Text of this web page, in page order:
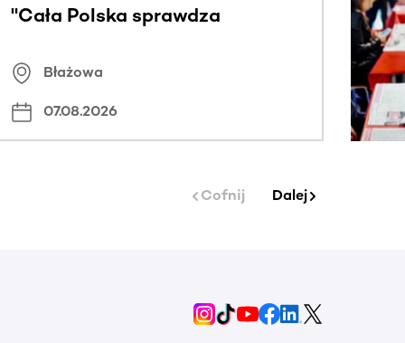
"Cała Polska sprawdza
Błażowa
07.08.2026
Cofnij Dalej